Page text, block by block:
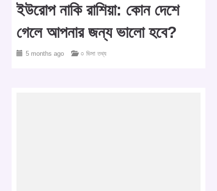
ইউরোপ নাকি রাশিয়া: কোন দেশে
গেলে আপনার জন্য ভালো হবে?
5 months ago ○ ভিসা তথ্য